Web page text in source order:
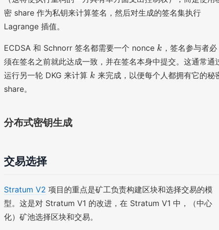
密 share 作为私钥来计算签名，然后对生成的签名集执行
Lagrange 插值。
ECDSA 和 Schnorr 签名都需要一个 nonce k
k ，签名参与者必
须在签名之前就此达成一致，并在签名本身中提交。这通常通
运行另一轮 DKG 来计算 k
k 来完成，以便每个人都拥有它的秘
share。
分布式密钥生成
交易选择
Stratum V2 项目的重点是矿工负责构建区块和选择交易的模
型。这是对 Stratum V1 的改进，在 Stratum V1 中，（中心
化）矿池选择区块和交易。